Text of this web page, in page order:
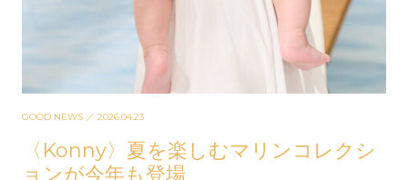
GOOD NEWS ／ 2026.04.23
〈Konny〉夏を楽しむマリンコレクシ
ョンが今年も登場